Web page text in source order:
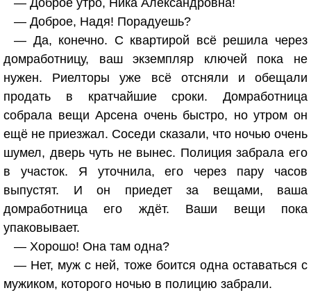
— Доброе утро, Ника Александровна!
— Доброе, Надя! Порадуешь?
— Да, конечно. С квартирой всё решила через
домработницу, ваш экземпляр ключей пока не
нужен. Риелторы уже всё отсняли и обещали
продать в кратчайшие сроки. Домработница
собрала вещи Арсена очень быстро, но утром он
ещё не приезжал. Соседи сказали, что ночью очень
шумел, дверь чуть не вынес. Полиция забрала его
в участок. Я уточнила, его через пару часов
выпустят. И он приедет за вещами, ваша
домработница его ждёт. Ваши вещи пока
упаковывает.
— Хорошо! Она там одна?
— Нет, муж с ней, тоже боится одна оставаться с
мужиком, которого ночью в полицию забрали.